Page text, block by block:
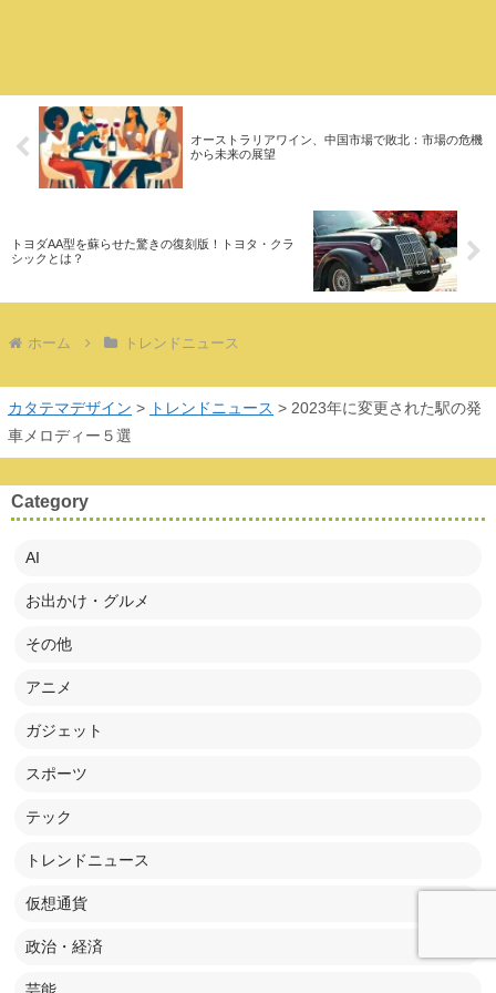
オーストラリアワイン、中国市場で敗北：市場の危機
から未来の展望
トヨダAA型を蘇らせた驚きの復刻版！トヨタ・クラ
シックとは？
ホーム トレンドニュース
カタテマデザイン > トレンドニュース > 2023年に変更された駅の発
車メロディー５選
Category
AI
お出かけ・グルメ
その他
アニメ
ガジェット
スポーツ
テック
トレンドニュース
仮想通貨
政治・経済
芸能